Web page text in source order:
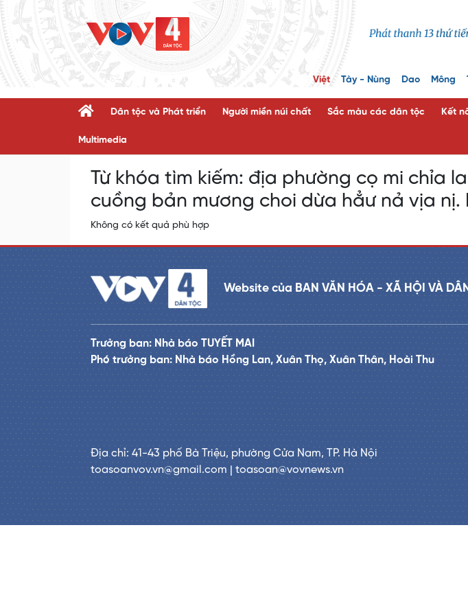
Việt Tày - Nùng Dao Mông
Dân tộc và Phát triển Người miền núi chất Sắc màu các dân tộc Kết
Multimedia
Từ khóa tìm kiếm: địa phường cọ mi chỉa
cuồng bản mương choi dừa hẳư nả vịa
Không có kết quả phù hợp
Website của BAN VĂN HÓA - XÃ HỘI VÀ
Trưởng ban: Nhà báo TUYẾT MAI
Phó trưởng ban: Nhà báo Hồng Lan, Xuân Thọ, Xuân Thân, Hoài Thu
Địa chỉ: 41-43 phố Bà Triệu, phường Cửa Nam, TP. Hà Nội
toasoanvov.vn@gmail.com | toasoan@vovnews.vn